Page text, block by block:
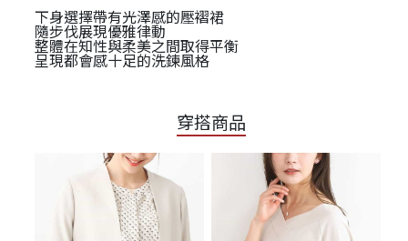
下身選擇帶有光澤感的壓褶裙
隨步伐展現優雅律動
整體在知性與柔美之間取得平衡
呈現都會感十足的洗鍊風格
穿搭商品